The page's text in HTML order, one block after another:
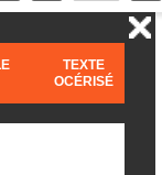
TEXTE
OCÉRISÉ